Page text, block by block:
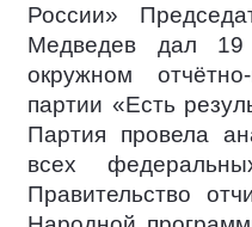
России»
Медведев дал
окружном
партии «Есть
Партия провела
всех
Правительство